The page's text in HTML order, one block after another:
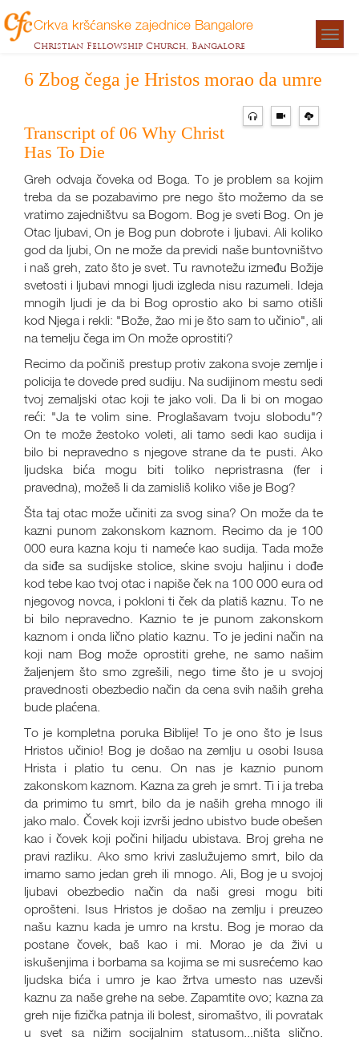
Crkva kršćanske zajednice Bangalore
Christian Fellowship Church, Bangalore
6 Zbog čega je Hristos morao da umre
Transcript of 06 Why Christ
Has To Die
Greh odvaja čoveka od Boga. To je problem sa kojim
treba da se pozabavimo pre nego što možemo da se
vratimo zajedništvu sa Bogom. Bog je sveti Bog. On je
Otac ljubavi, On je Bog pun dobrote i ljubavi. Ali koliko
god da ljubi, On ne može da previdi naše buntovništvo
i naš greh, zato što je svet. Tu ravnotežu između Božije
svetosti i ljubavi mnogi ljudi izgleda nisu razumeli. Ideja
mnogih ljudi je da bi Bog oprostio ako bi samo otišli
kod Njega i rekli: "Bože, žao mi je što sam to učinio", ali
na temelju čega im On može oprostiti?
Recimo da počiniš prestup protiv zakona svoje zemlje i
policija te dovede pred sudiju. Na sudijinom mestu sedi
tvoj zemaljski otac koji te jako voli. Da li bi on mogao
reći: "Ja te volim sine. Proglašavam tvoju slobodu"?
On te može žestoko voleti, ali tamo sedi kao sudija i
bilo bi nepravedno s njegove strane da te pusti. Ako
ljudska bića mogu biti toliko nepristrasna (fer i
pravedna), možeš li da zamisliš koliko više je Bog?
Šta taj otac može učiniti za svog sina? On može da te
kazni punom zakonskom kaznom. Recimo da je 100
000 eura kazna koju ti nameće kao sudija. Tada može
da siđe sa sudijske stolice, skine svoju haljinu i dođe
kod tebe kao tvoj otac i napiše ček na 100 000 eura od
njegovog novca, i pokloni ti ček da platiš kaznu. To ne
bi bilo nepravedno. Kaznio te je punom zakonskom
kaznom i onda lično platio kaznu. To je jedini način na
koji nam Bog može oprostiti grehe, ne samo našim
žaljenjem što smo zgrešili, nego time što je u svojoj
pravednosti obezbedio način da cena svih naših greha
bude plaćena.
To je kompletna poruka Biblije! To je ono što je Isus
Hristos učinio! Bog je došao na zemlju u osobi Isusa
Hrista i platio tu cenu. On nas je kaznio punom
zakonskom kaznom. Kazna za greh je smrt. Ti i ja treba
da primimo tu smrt, bilo da je naših greha mnogo ili
jako malo. Čovek koji izvrši jedno ubistvo bude obešen
kao i čovek koji počini hiljadu ubistava. Broj greha ne
pravi razliku. Ako smo krivi zaslužujemo smrt, bilo da
imamo samo jedan greh ili mnogo. Ali, Bog je u svojoj
ljubavi obezbedio način da naši gresi mogu biti
oprošteni. Isus Hristos je došao na zemlju i preuzeo
našu kaznu kada je umro na krstu. Bog je morao da
postane čovek, baš kao i mi. Morao je da živi u
iskušenjima i borbama sa kojima se mi susrećemo kao
ljudska bića i umro je kao žrtva umesto nas uzevši
kaznu za naše grehe na sebe. Zapamtite ovo; kazna za
greh nije fizička patnja ili bolest, siromaštvo, ili povratak
u svet sa nižim socijalnim statusom...ništa slično.